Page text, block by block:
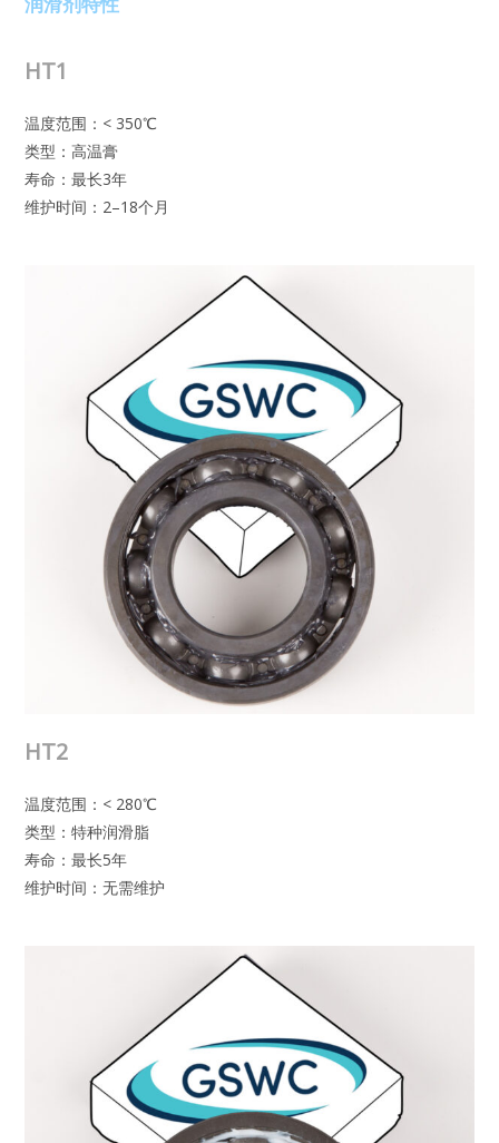
HT1
温度范围：< 350℃
类型：高温膏
寿命：最长3年
维护时间：2–18个月
HT2
温度范围：< 280℃
类型：特种润滑脂
寿命：最长5年
维护时间：无需维护